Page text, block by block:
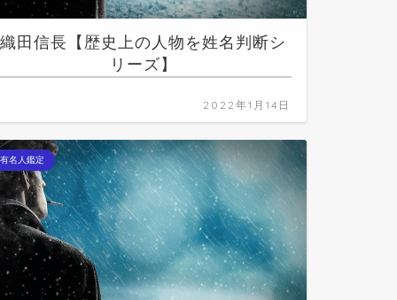
織田信長【歴史上の人物を姓名判断シ
リーズ】
2022年1月14日
有名人鑑定